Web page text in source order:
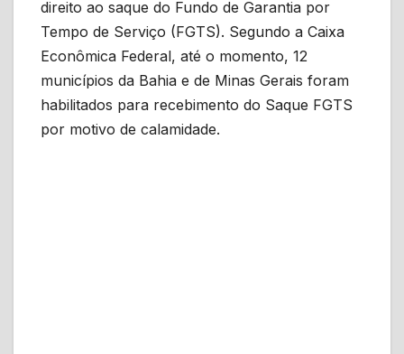
direito ao saque do Fundo de Garantia por
Tempo de Serviço (FGTS). Segundo a Caixa
Econômica Federal, até o momento, 12
municípios da Bahia e de Minas Gerais foram
habilitados para recebimento do Saque FGTS
por motivo de calamidade.